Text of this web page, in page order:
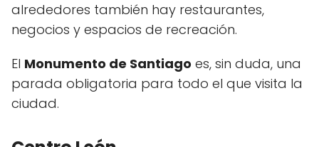
alrededores también hay restaurantes,
negocios y espacios de recreación.
El Monumento de Santiago es, sin duda, una
parada obligatoria para todo el que visita la
ciudad.